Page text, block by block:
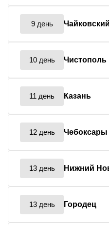
9 день Чайковский
10 день Чистополь
11 день Казань
12 день Чебоксары
13 день Нижний
13 день Городец